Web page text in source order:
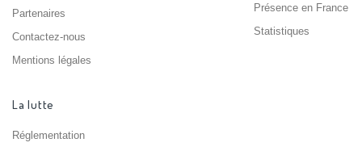
Partenaires
Contactez-nous
Mentions légales
Présence en France
Statistiques
La lutte
Réglementation